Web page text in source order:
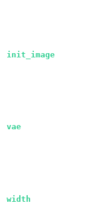
init_image
vae
width